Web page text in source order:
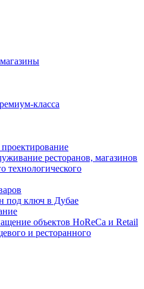
класса
ресторанов, магазинов
под ключ в Дубае
объектов HoReCa и Retail
и ресторанного